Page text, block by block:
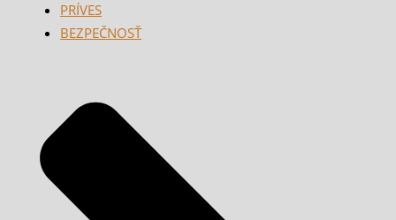
PRÍVES
BEZPEČNOSŤ